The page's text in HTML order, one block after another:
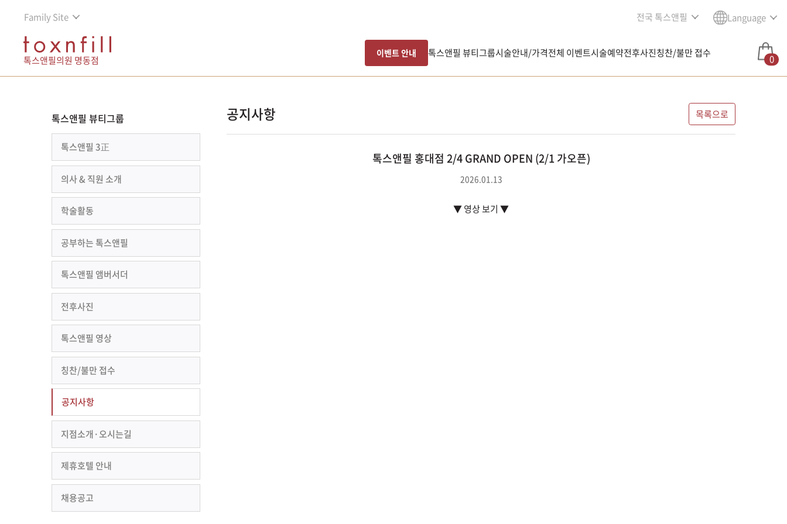
Family Site 전국 톡스앤필 Language
톡스앤필의원 명동점
이벤트 안내 톡스앤필 뷰티그룹시술안내/가격전체 이벤트시술예약전후사진칭찬/불만 접수 0
톡스앤필 뷰티그룹
톡스앤필 3正
의사 & 직원 소개
학술활동
공부하는 톡스앤필
톡스앤필 앰버서더
전후사진
톡스앤필 영상
칭찬/불만 접수
공지사항
지점소개·오시는길
제휴호텔 안내
채용공고
공지사항 목록으로
톡스앤필 홍대점 2/4 GRAND OPEN (2/1 가오픈)
2026.01.13
▼ 영상 보기 ▼